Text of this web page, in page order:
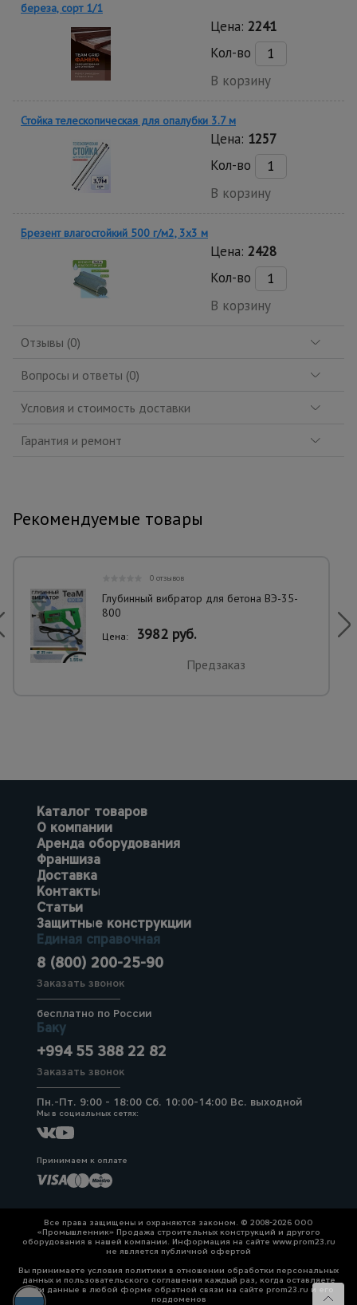
береза, сорт 1/1
Цена: 2241
Кол-во
В корзину
Стойка телескопическая для опалубки 3.7 м
Цена: 1257
Кол-во
В корзину
Брезент влагостойкий 500 г/м2, 3х3 м
Цена: 2428
Кол-во
В корзину
Отзывы (0)
Вопросы и ответы (0)
Условия и стоимость доставки
Гарантия и ремонт
Рекомендуемые товары
0 отзывов
Глубинный вибратор для бетона ВЭ-35-
800
Цена: 3982 руб.
Предзаказ
Каталог товаров
О компании
Аренда оборудования
Франшиза
Доставка
Контакты
Статьи
Защитные конструкции
Единая справочная
8 (800) 200-25-90
Заказать звонок
бесплатно по России
Баку
+994 55 388 22 82
Заказать звонок
Пн.-Пт. 9:00 - 18:00 Сб. 10:00-14:00 Вс. выходной
Мы в социальных сетях:
Принимаем к оплате
Все права защищены и охраняются законом. © 2008-2026 ООО
«Промышленник» Продажа строительных конструкций и другого
оборудования в нашей компании. Информация на сайте www.prom23.ru
не является публичной офертой
Вы принимаете условия политики в отношении обработки персональных
данных и пользовательского соглашения каждый раз, когда оставляете
свои данные в любой форме обратной связи на сайте prom23.ru и его
поддоменов